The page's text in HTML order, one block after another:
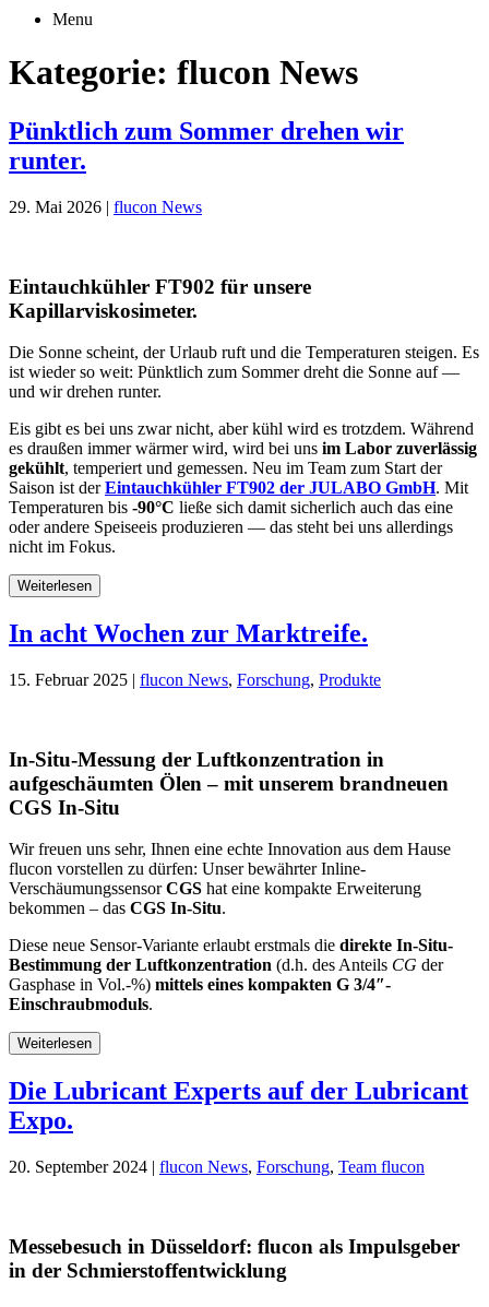
Menu
Kategorie: flucon News
Pünktlich zum Sommer drehen wir
runter.
29. Mai 2026 | flucon News
Eintauchkühler FT902 für unsere
Kapillarviskosimeter.
Die Sonne scheint, der Urlaub ruft und die Temperaturen steigen. Es
ist wieder so weit: Pünktlich zum Sommer dreht die Sonne auf —
und wir drehen runter.
Eis gibt es bei uns zwar nicht, aber kühl wird es trotzdem. Während
es draußen immer wärmer wird, wird bei uns im Labor zuverlässig
gekühlt, temperiert und gemessen. Neu im Team zum Start der
Saison ist derEintauchkühler FT902 der JULABO GmbH. Mit
Temperaturen bis -90°C ließe sich damit sicherlich auch das eine
oder andere Speiseeis produzieren — das steht bei uns allerdings
nicht im Fokus.
Weiterlesen
In acht Wochen zur Marktreife.
15. Februar 2025 | flucon News, Forschung, Produkte
In-Situ-Messung der Luftkonzentration in
aufgeschäumten Ölen – mit unserem brandneuen
CGS In-Situ
Wir freuen uns sehr, Ihnen eine echte Innovation aus dem Hause
flucon vorstellen zu dürfen: Unser bewährter Inline-
VerschäumungssensorCGS hat eine kompakte Erweiterung
bekommen – das CGS In-Situ.
Diese neue Sensor-Variante erlaubt erstmals die direkte In-Situ-
Bestimmung der Luftkonzentration (d.h. des Anteils CG der
Gasphase in Vol.-%) mittels eines kompakten G 3/4″-
Einschraubmoduls.
Weiterlesen
Die Lubricant Experts auf der Lubricant
Expo.
20. September 2024 | flucon News, Forschung, Team flucon
Messebesuch in Düsseldorf: flucon als Impulsgeber
in der Schmierstoffentwicklung